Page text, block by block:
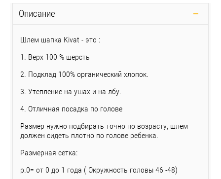
Описание
Шлем шапка Kivat - это :
1. Верх 100 % шерсть
2. Подклад 100% органический хлопок.
3. Утепление на ушах и на лбу.
4. Отличная посадка по голове
Размер нужно подбирать точно по возрасту, шлем
должен сидеть плотно по голове ребенка.
Размерная сетка:
р.0= от 0 до 1 года ( Окружность головы 46 -48)